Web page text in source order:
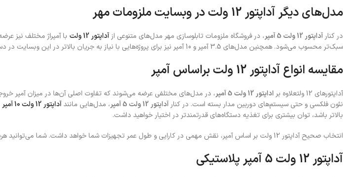
مدل‌های دیگر آداپتور 12 ولت در وبسایت ملزومات مهر
در کنار آداپتور 12 ولت 5 آمپر ، در فروشگاه ملزومات تابلوسازی مهر مدل‌های متنوعی از آداپتور 12 ولت
سبک‌تر محسوب می‌شود. همچنین مدل‌های 3.5 آمپر و 10 آمپر نیز برای پروژه‌هایی با نیاز به جریان بالاتر در این وبسایت در دسترس هستند.
مقایسه انواع آداپتور 12 ولت براساس آمپر
آداپتورهای 12 ولتعلاوه بر اداپتور 12 ولت 5 آمپر
نئون فلکسی و حتی سیستم‌های دوربین مدار بسته است. در کنار آداپتور 12 ولت 5 آمپر ، مدل‌هایی مانندآداپتور 12 ولت 10 آمپر
بالاتر باشد، توان بیشتری برای تغذیه دستگاه‌های قدرتمندتر در اختیار خواهید داشت.
انتخاب صحیح آداپتور 12 ولت بر اساس آمپر، نقش مهمی در کارایی و طول عمر تجهیزات شما خواهد داشت. شما می‌توانید هریک از این آداپتورها را به آسانی از وبسایت ملزومات تابلوسازی مهر تهیه کنید.
آداپتور 12 ولت 5 آمپر پلاستیکی